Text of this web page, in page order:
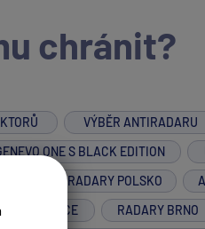
chránit?
VÝBĚR ANTIRADARU
ONE S BLACK EDITION
ANTIRADARY POLSKO
MOTORCE RADARY BRNO